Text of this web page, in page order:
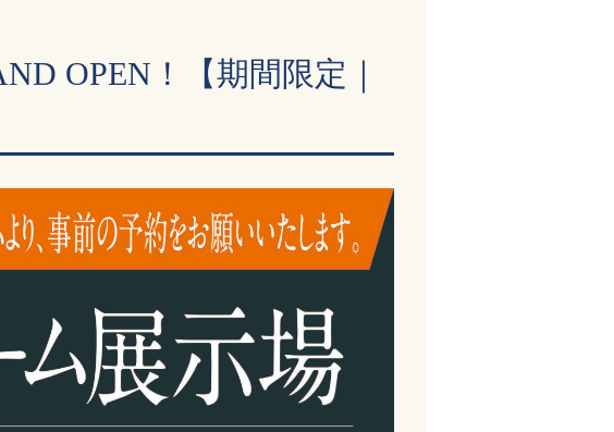
OPEN！【期間限定｜